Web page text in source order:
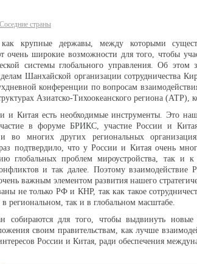
Соседние страны
крупные державы, между которыми
очень широкие возможности для того, чтобы
системы глобального управления. Об этом
Шанхайской организации сотрудничества
конференции по вопросам
Азиатско-Тихоокеанского региона (АТР),
и Китая есть необходимые инструменты. Это
в форуме БРИКС, участие России и
во многих других региональных
подтвердило, что у России и Китая очень
глобальных проблем мироустройства, так и
и так далее. Поэтому
важным элементом развития нашего
не только РФ и КНР, так как такое
в региональном, так и в глобальном масштабе.
собираются для того, чтобы выдвинуть
своим правительствам, как лучше
России и Китая, ради обеспечения